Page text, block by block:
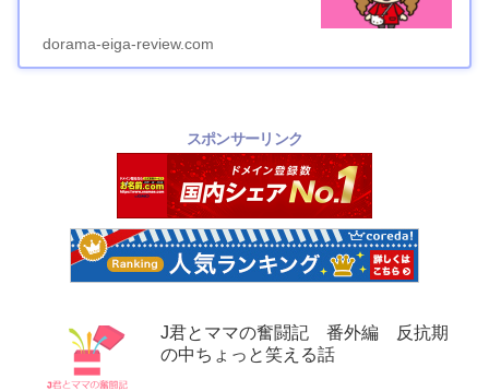
dorama-eiga-review.com
スポンサーリンク
J君とママの奮闘記 番外編 反抗期
の中ちょっと笑える話